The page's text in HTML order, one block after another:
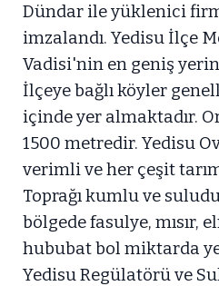
Dündar ile yüklenici
imzalandı. Yedisu İlçe
Vadisi'nin en geniş
İlçeye bağlı köyler
içinde yer almaktadır.
1500 metredir. Yedisu
verimli ve her çeşit
Toprağı kumlu ve
bölgede fasulye, mısır,
hububat bol miktarda
Yedisu Regülatörü ve